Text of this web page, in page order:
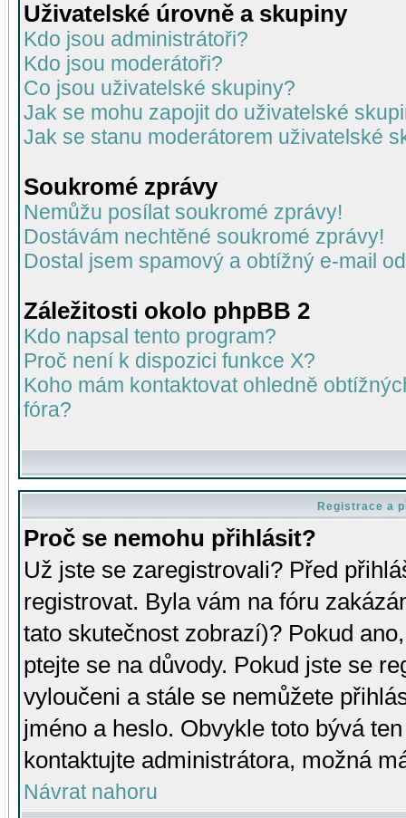
Uživatelské úrovně a skupiny
Kdo jsou administrátoři?
Kdo jsou moderátoři?
Co jsou uživatelské skupiny?
Jak se mohu zapojit do uživatelské
Jak se stanu moderátorem uživatelské
Soukromé zprávy
Nemůžu posílat soukromé zprávy!
Dostávám nechtěné soukromé zprávy!
Dostal jsem spamový a obtížný e-mail
Záležitosti okolo phpBB 2
Kdo napsal tento program?
Proč není k dispozici funkce X?
Koho mám kontaktovat ohledně
fóra?
Registrace a
Proč se nemohu přihlásit?
Už jste se zaregistrovali? Před
registrovat. Byla vám na fóru
tato skutečnost zobrazí)? Pokud
ptejte se na důvody. Pokud jste se
vyloučeni a stále se nemůžete
jméno a heslo. Obvykle toto bývá
kontaktujte administrátora, možná
Návrat nahoru